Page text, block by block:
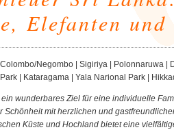
Elefanten und
Negombo | Sigiriya | Polonnaruwa |
| Kataragama | Yala Narional Park |
wunderbares Ziel für eine individuelle
Schönheit mit herzlichen und
Küste und Hochland bietet eine